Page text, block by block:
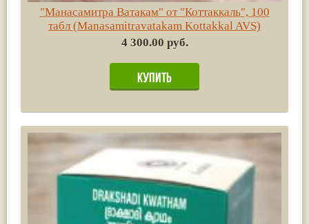
"Манасамитра Ватакам" от "Коттаккаль", 100
табл (Manasamitravatakam Kottakkal AVS)
4 300.00 руб.